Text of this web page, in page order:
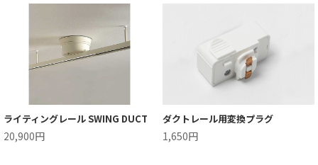
ライティングレール SWING DUCT
20,900円
ダクトレール用変換プラグ
1,650円